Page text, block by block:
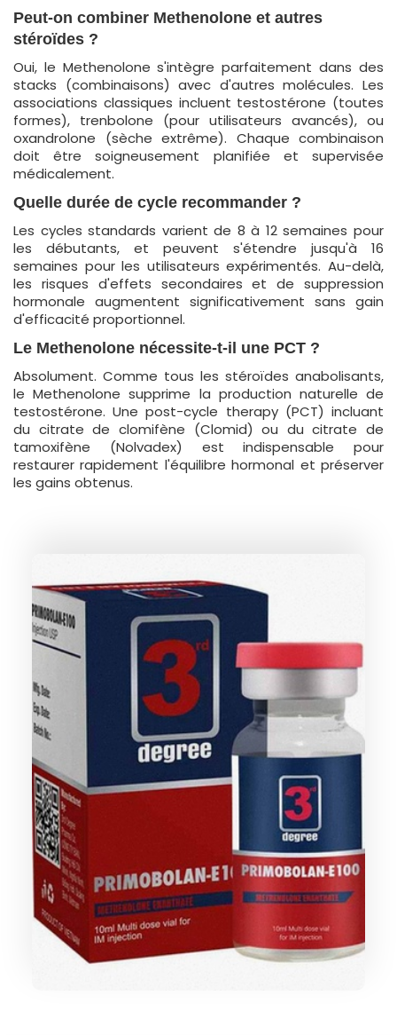
Peut-on combiner Methenolone et autres
stéroïdes ?
Oui, le Methenolone s'intègre parfaitement dans des
stacks (combinaisons) avec d'autres molécules. Les
associations classiques incluent testostérone (toutes
formes), trenbolone (pour utilisateurs avancés), ou
oxandrolone (sèche extrême). Chaque combinaison
doit être soigneusement planifiée et supervisée
médicalement.
Quelle durée de cycle recommander ?
Les cycles standards varient de 8 à 12 semaines pour
les débutants, et peuvent s'étendre jusqu'à 16
semaines pour les utilisateurs expérimentés. Au-delà,
les risques d'effets secondaires et de suppression
hormonale augmentent significativement sans gain
d'efficacité proportionnel.
Le Methenolone nécessite-t-il une PCT ?
Absolument. Comme tous les stéroïdes anabolisants,
le Methenolone supprime la production naturelle de
testostérone. Une post-cycle therapy (PCT) incluant
du citrate de clomifène (Clomid) ou du citrate de
tamoxifène (Nolvadex) est indispensable pour
restaurer rapidement l'équilibre hormonal et préserver
les gains obtenus.